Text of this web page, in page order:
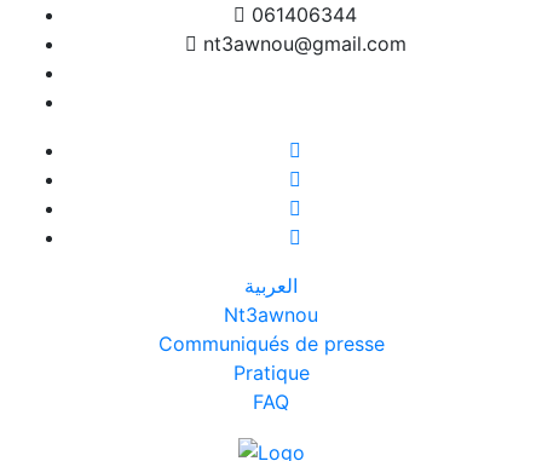
061406344
nt3awnou@gmail.com
العربية
Nt3awnou
Communiqués de presse
Pratique
FAQ